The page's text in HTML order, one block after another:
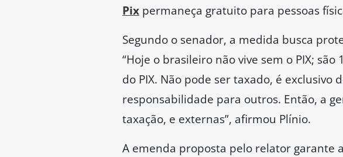
Pix permaneça gratuito para pessoas
Segundo o senador, a medida busca
“Hoje o brasileiro não vive sem o PIX;
do PIX. Não pode ser taxado, é exclusivo
responsabilidade para outros. Então, a
taxação, e externas”, afirmou Plínio.
A emenda proposta pelo relator garante